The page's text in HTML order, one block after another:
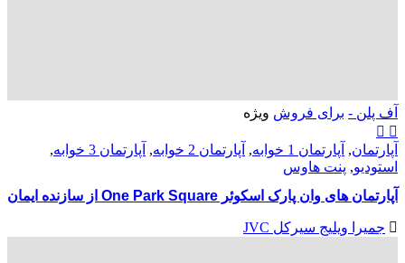
آف پلن - برای فروش ویژه
آپارتمان, آپارتمان 1 خوابه , آپارتمان 2 خوابه , آپارتمان 3 خوابه
,
استودیو, پنت هاوس
آپارتمان های وان پارک اسکوئر One Park Square از سازنده ایمان
جمیرا ویلیج سیرکل JVC